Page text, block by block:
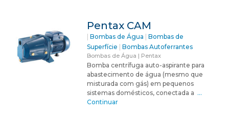
Pentax CAM
| Bombas de Água | Bombas de
Superfície | Bombas Autoferrantes
Bombas de Água | Pentax
Bomba centrífuga auto-aspirante para
abastecimento de água (mesmo que
misturada com gás) em pequenos
sistemas domésticos, conectada a …
Continuar